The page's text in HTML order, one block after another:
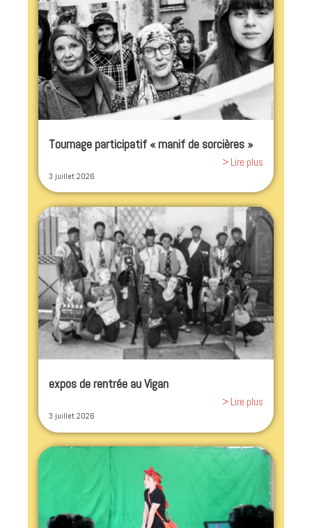
Tournage participatif « manif de sorcières »
> Lire plus
3 juillet 2026
expos de rentrée au Vigan
> Lire plus
3 juillet 2026